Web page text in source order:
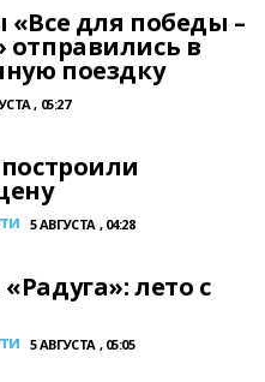
«Все для победы –
отправились в
поездку
, 05:27
5 АВГУСТА , 04:28
лето с
5 АВГУСТА , 05:05